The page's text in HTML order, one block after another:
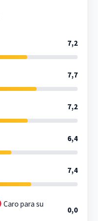
7,2
7,7
7,2
6,4
7,4
Caro para su
0,0